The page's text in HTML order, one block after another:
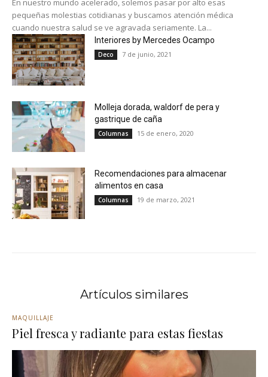
En nuestro mundo acelerado, solemos pasar por alto esas
pequeñas molestias cotidianas y buscamos atención médica
cuando nuestra salud se ve agravada seriamente. La...
Interiores by Mercedes Ocampo
Deco 7 de junio, 2021
Molleja dorada, waldorf de pera y
gastrique de caña
Columnas 15 de enero, 2020
Recomendaciones para almacenar
alimentos en casa
Columnas 19 de marzo, 2021
Artículos similares
MAQUILLAJE
Piel fresca y radiante para estas fiestas